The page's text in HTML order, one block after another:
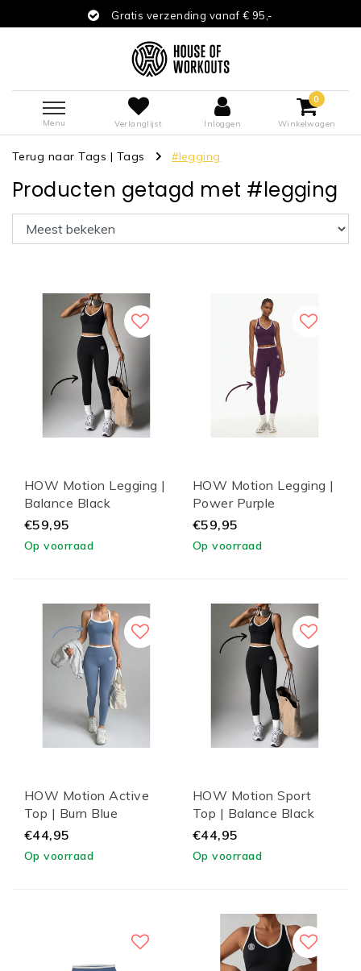
Gratis verzending vanaf € 95,-
Menu Verlanglijst Inloggen
0
Winkelwagen
Terug naar Tags | Tags #legging
Producten getagd met #legging
HOW Motion Legging |
Balance Black
€59,95
Op voorraad
HOW Motion Legging |
Power Purple
€59,95
Op voorraad
HOW Motion Active
Top | Burn Blue
€44,95
Op voorraad
HOW Motion Sport
Top | Balance Black
€44,95
Op voorraad